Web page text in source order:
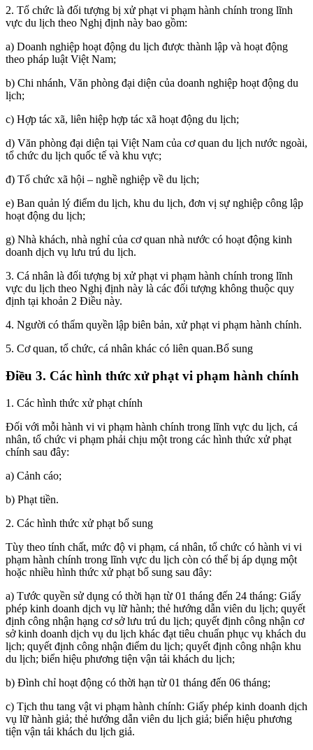
2. Tổ chức là đối tượng bị xử phạt vi phạm hành chính trong lĩnh
vực du lịch theo Nghị định này bao gồm:
a) Doanh nghiệp hoạt động du lịch được thành lập và hoạt động
theo pháp luật Việt Nam;
b) Chi nhánh, Văn phòng đại diện của doanh nghiệp hoạt động du
lịch;
c) Hợp tác xã, liên hiệp hợp tác xã hoạt động du lịch;
d) Văn phòng đại diện tại Việt Nam của cơ quan du lịch nước ngoài,
tổ chức du lịch quốc tế và khu vực;
đ) Tổ chức xã hội – nghề nghiệp về du lịch;
e) Ban quản lý điểm du lịch, khu du lịch, đơn vị sự nghiệp công lập
hoạt động du lịch;
g) Nhà khách, nhà nghỉ của cơ quan nhà nước có hoạt động kinh
doanh dịch vụ lưu trú du lịch.
3. Cá nhân là đối tượng bị xử phạt vi phạm hành chính trong lĩnh
vực du lịch theo Nghị định này là các đối tượng không thuộc quy
định tại khoản 2 Điều này.
4. Người có thẩm quyền lập biên bản, xử phạt vi phạm hành chính.
5. Cơ quan, tổ chức, cá nhân khác có liên quan.Bổ sung
Điều 3. Các hình thức xử phạt vi phạm hành chính
1. Các hình thức xử phạt chính
Đối với mỗi hành vi vi phạm hành chính trong lĩnh vực du lịch, cá
nhân, tổ chức vi phạm phải chịu một trong các hình thức xử phạt
chính sau đây:
a) Cảnh cáo;
b) Phạt tiền.
2. Các hình thức xử phạt bổ sung
Tùy theo tính chất, mức độ vi phạm, cá nhân, tổ chức có hành vi vi
phạm hành chính trong lĩnh vực du lịch còn có thể bị áp dụng một
hoặc nhiều hình thức xử phạt bổ sung sau đây:
a) Tước quyền sử dụng có thời hạn từ 01 tháng đến 24 tháng: Giấy
phép kinh doanh dịch vụ lữ hành; thẻ hướng dẫn viên du lịch; quyết
định công nhận hạng cơ sở lưu trú du lịch; quyết định công nhận cơ
sở kinh doanh dịch vụ du lịch khác đạt tiêu chuẩn phục vụ khách du
lịch; quyết định công nhận điểm du lịch; quyết định công nhận khu
du lịch; biển hiệu phương tiện vận tải khách du lịch;
b) Đình chỉ hoạt động có thời hạn từ 01 tháng đến 06 tháng;
c) Tịch thu tang vật vi phạm hành chính: Giấy phép kinh doanh dịch
vụ lữ hành giả; thẻ hướng dẫn viên du lịch giả; biển hiệu phương
tiện vận tải khách du lịch giả.